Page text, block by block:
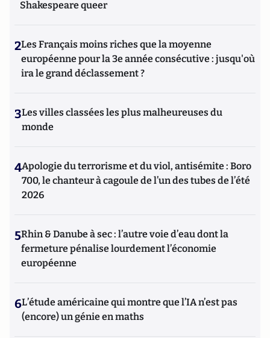
Shakespeare queer
2Les Français moins riches que la moyenne
européenne pour la 3e année consécutive : jusqu'où
ira le grand déclassement ?
3Les villes classées les plus malheureuses du
monde
4Apologie du terrorisme et du viol, antisémite : Boro
700, le chanteur à cagoule de l’un des tubes de l’été
2026
5Rhin & Danube à sec : l’autre voie d’eau dont la
fermeture pénalise lourdement l’économie
européenne
6L’étude américaine qui montre que l’IA n’est pas
(encore) un génie en maths